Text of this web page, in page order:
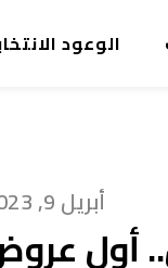
الوعود
أبريل 9, 2023
١٢ أبريل..